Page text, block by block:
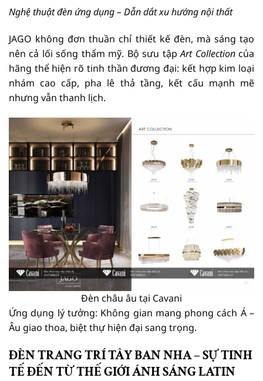
Nghệ thuật đèn ứng dụng – Dẫn dắt xu hướng nội thất
JAGO không đơn thuần chỉ thiết kế đèn, mà sáng tạo
nên cả lối sống thẩm mỹ. Bộ sưu tậpArt Collectioncủa
hãng thể hiện rõ tinh thần đương đại: kết hợp kim loại
nhám cao cấp, pha lê thả tầng, kết cấu mạnh mẽ
nhưng vẫn thanh lịch.
Đèn châu âu tại Cavani
Ứng dụng lý tưởng: Không gian mang phong cách Á –
Âu giao thoa, biệt thự hiện đại sang trọng.
ĐÈN TRANG TRÍ TÂY BAN NHA – SỰ TINH
TẾ ĐẾN TỪ THẾ GIỚI ÁNH SÁNG LATIN